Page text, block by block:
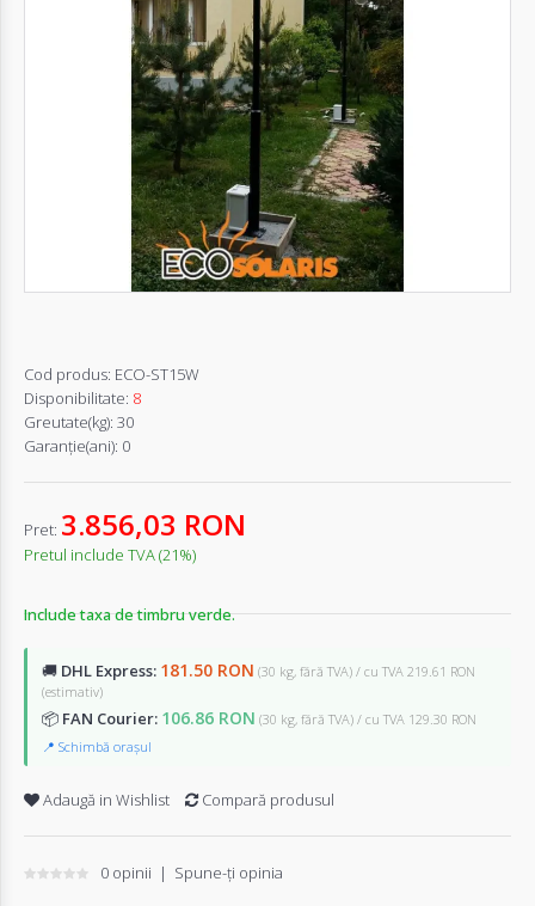
Înregistrează-
Cod produs: ECO-ST15W
Disponibilitate: 8
Greutate(kg): 30
Garanţie(ani): 0
Pret: 3.856,03 RON
Pretul include TVA (21%)
Include taxa de timbru verde.
🚚 DHL Express: 181.50 RON (30 kg, fără TVA) / cu TVA 219.61 RON
(estimativ)
📦 FAN Courier: 106.86 RON (30 kg, fără TVA) / cu TVA 129.30 RON
📍 Schimbă orașul
Adaugă in Wishlist Compară produsul
0 opinii | Spune-ţi opinia